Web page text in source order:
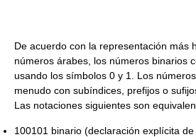
De acuerdo con la representación más
números árabes, los números binarios
usando los símbolos 0 y 1. Los
menudo con subíndices, prefijos o
Las notaciones siguientes son
100101 binario (declaración explícita